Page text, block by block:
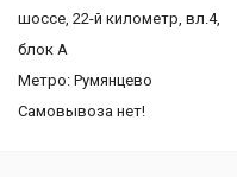
шоссе, 22-й километр, вл.4,
блок А
Метро: Румянцево
Самовывоза нет!